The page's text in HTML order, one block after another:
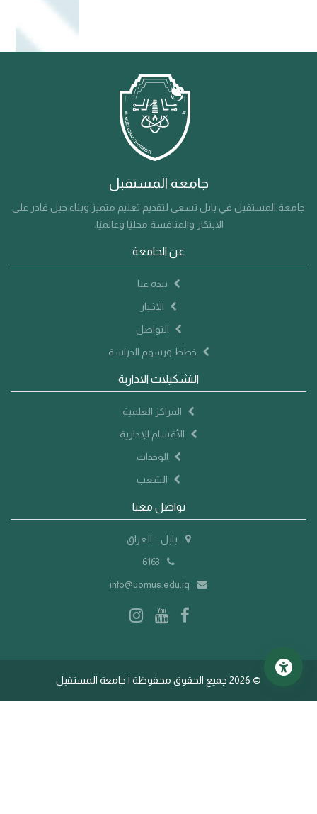
مسرحية مميزة، ومعارض فنية تعكس الطاقات الإبداعية، فضلاً
عن بازار للحرف اليدوية. كما يشهد المعرض توزيع كوبونات لشراء
الكتب مجانًا، في خطوة تهدف إلى تشجيع القراءة وتحفيز الطلبة
على اقتناء الكتب وتنمية معارفهم في مختلف المجالات. وأكدت
إدارة الجامعة أن هذه الفعالية تمثل منصة ثقافية مهمة تسهم
في ترسيخ ثقافة القراءة والانفتاح على التجارب الفكرية المتنوعة،
وتعزز من التواصل بين الوسط الأكاديمي والمجتمع الثقافي. ويأتي
تنظيم هذا المعرض في إطار جهود جامعة المستقبل لتعزيز
الحراك الثقافي ودعم البيئة التعليمية، بما يسهم في بناء جيل واعٍ
ومثقف يواكب متطلبات العصر.
جامعة المستقبل
جامعة المستقبل في بابل تسعى لتقديم تعليم متميز وبناء جيل قادر على
الابتكار والمنافسة محليًا وعالميًا.
عن الجامعة
نبذة عنا
الاخبار
التواصل
خطط ورسوم الدراسة
التشكيلات الادارية
المراكز العلمية
الأقسام الإدارية
الوحدات
الشعب
تواصل معنا
بابل – العراق
info@uomus.edu.iq
© 2026 جميع الحقوق محفوظة | جامعة المستقبل